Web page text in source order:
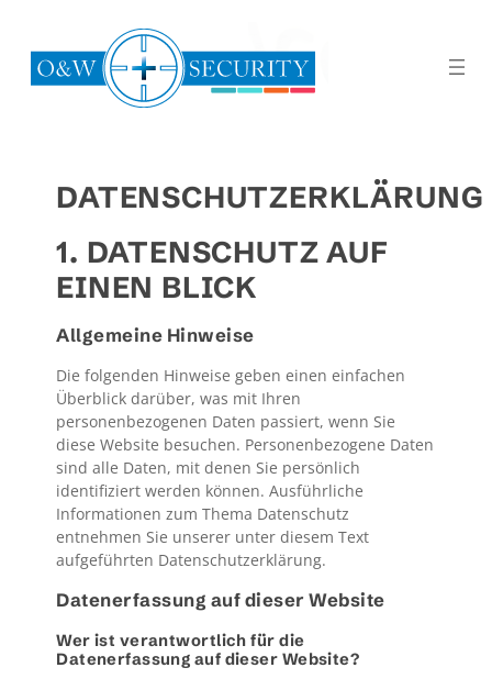
DATENSCHUTZERKLÄRUNG
1. DATENSCHUTZ AUF
EINEN BLICK
Allgemeine Hinweise
Die folgenden Hinweise geben einen einfachen
Überblick darüber, was mit Ihren
personenbezogenen Daten passiert, wenn Sie
diese Website besuchen. Personenbezogene Daten
sind alle Daten, mit denen Sie persönlich
identifiziert werden können. Ausführliche
Informationen zum Thema Datenschutz
entnehmen Sie unserer unter diesem Text
aufgeführten Datenschutzerklärung.
Datenerfassung auf dieser Website
Wer ist verantwortlich für die
Datenerfassung auf dieser Website?